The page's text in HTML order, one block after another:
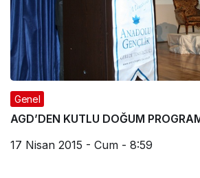
Genel
AGD’DEN KUTLU DOĞUM
17 Nisan 2015 - Cum - 8:59